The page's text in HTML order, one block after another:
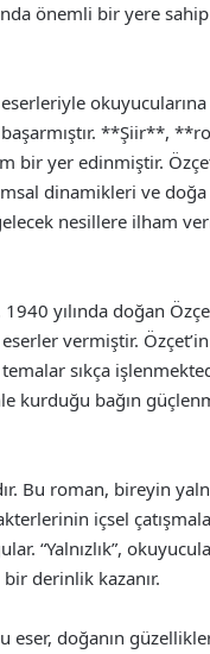
önemli bir yere
başarmıştır. **Şiir**,
bir yer edinmiştir.
dinamikleri ve doğa
nesillere ilham
yılında doğan
vermiştir.
sıkça
kurduğu bağın
Bu roman, bireyin
içsel
“Yalnızlık”,
derinlik kazanır.
eser, doğanın